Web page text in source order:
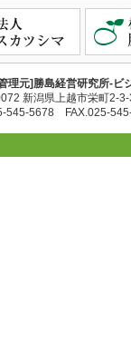
理元]勝島経営研究所-ビ
新潟県上越市栄町2-
545-5678 FAX.025-